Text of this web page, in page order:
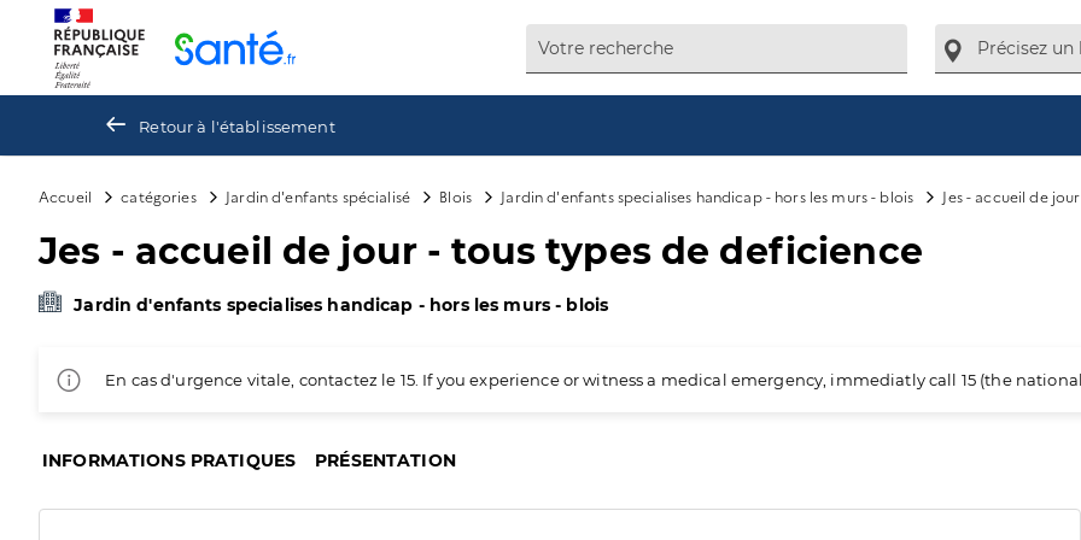
Retour à l'établissement
Accueil catégories Jardin d'enfants spécialisé Blois Jardin d'enfants specialises handicap - hors les murs - blois Jes - accueil de
Jes - accueil de jour - tous types de deficience
Jardin d'enfants specialises handicap - hors les murs - blois
En cas d'urgence vitale, contactez le 15. If you experience or witness a medical emergency, immediatly call 15 (the
INFORMATIONS PRATIQUES PRÉSENTATION
Panneau de gestion des cookies